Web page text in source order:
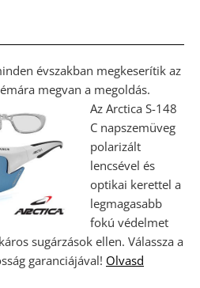
évszakban megkeserítik az
megvan a megoldás.
Az Arctica S-148
C napszemüveg
polarizált
lencsével és
optikai kerettel a
legmagasabb
fokú védelmet
sugárzások ellen. Válassza a
garanciájával! Olvasd